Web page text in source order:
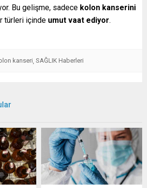
Bu gelişme, sadece kolon kanserini
türleri içinde umut vaat ediyor.
kanseri SAĞLIK Haberleri